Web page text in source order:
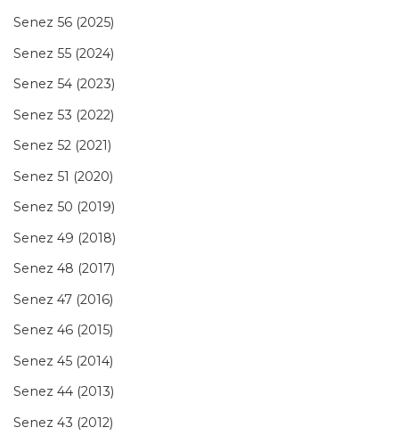
Senez 56 (2025)
Senez 55 (2024)
Senez 54 (2023)
Senez 53 (2022)
Senez 52 (2021)
Senez 51 (2020)
Senez 50 (2019)
Senez 49 (2018)
Senez 48 (2017)
Senez 47 (2016)
Senez 46 (2015)
Senez 45 (2014)
Senez 44 (2013)
Senez 43 (2012)